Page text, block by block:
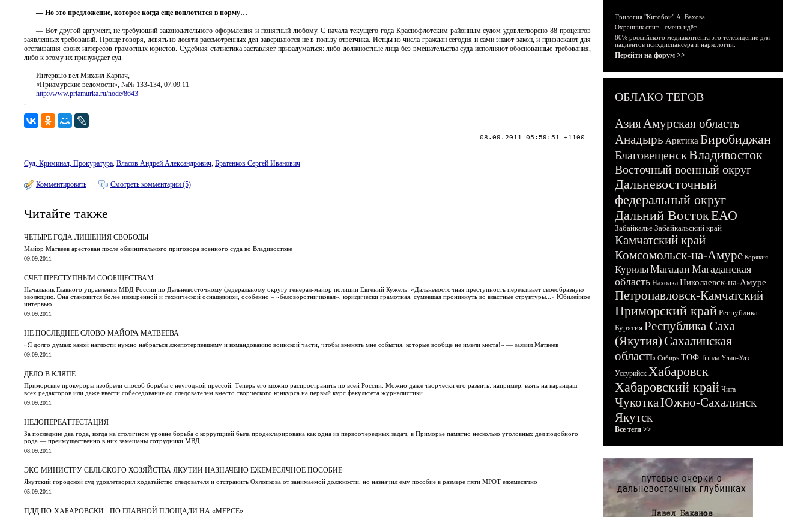
— Но это предложение, которое когда еще воплотится в норму…
— Вот другой аргумент, не требующий законодательного оформления и понятный любому. С начала текущего года Краснофлотским районным судом удовлетворено 88 процентов
заявленных требований. Проще говоря, девять из десяти рассмотренных дел завершаются не в пользу ответчика. Истцы из числа граждан сегодня и сами знают закон, и привлекают для
отстаивания своих интересов грамотных юристов. Судебная статистика заставляет призадуматься: либо должностные лица без вмешательства суда исполняют обоснованные требования,
либо к этому их принуждает суд.
Интервью вел Михаил Карпач,
«Приамурские ведомости», №№ 133-134, 07.09.11
http://www.priamurka.ru/node/8643
.
08.09.2011 05:59:51 +1100
Суд, Криминал, Прокуратура, Власов Андрей Александрович, Братенков Сергей Иванович
Комментировать Смотреть комментарии (5)
Читайте также
ЧЕТЫРЕ ГОДА ЛИШЕНИЯ СВОБОДЫ
Майор Матвеев арестован после обвинительного приговора военного суда во Владивостоке
09.09.2011
СЧЕТ ПРЕСТУПНЫМ СООБЩЕСТВАМ
Начальник Главного управления МВД России по Дальневосточному федеральному округу генерал-майор полиции Евгений Кужель: «Дальневосточная преступность переживает своеобразную
эволюцию. Она становится более изощренной и технической оснащенной, особенно – «беловоротничковая», юридически грамотная, сумевшая проникнуть во властные структуры...» Юбилейное
интервью
09.09.2011
НЕ ПОСЛЕДНЕЕ СЛОВО МАЙОРА МАТВЕЕВА
«Я долго думал: какой наглости нужно набраться лжепотерпевшему и командованию воинской части, чтобы вменять мне события, которые вообще не имели места!» — заявил Матвеев
09.09.2011
ДЕЛО В КЛЯПЕ
Приморские прокуроры изобрели способ борьбы с неугодной прессой. Теперь его можно распространить по всей России. Можно даже творчески его развить: например, взять на карандаш
всех редакторов или даже ввести собеседование со следователем вместо творческого конкурса на первый курс факультета журналистики…
09.09.2011
НЕДОПЕРЕАТТЕСТАЦИЯ
За последние два года, когда на столичном уровне борьба с коррупцией была продекларирована как одна из первоочередных задач, в Приморье памятно несколько уголовных дел подобного
рода — преимущественно в них замешаны сотрудники МВД
08.09.2011
ЭКС-МИНИСТРУ СЕЛЬСКОГО ХОЗЯЙСТВА ЯКУТИИ НАЗНАЧЕНО ЕЖЕМЕСЯЧНОЕ ПОСОБИЕ
Якутский городской суд удовлетворил ходатайство следователя и отстранить Охлопкова от занимаемой должности, но назначил ему пособие в размере пяти МРОТ ежемесячно
05.09.2011
ПДД ПО-ХАБАРОВСКИ - ПО ГЛАВНОЙ ПЛОЩАДИ НА «МЕРСЕ»
Трилогия "Китобои" А. Вахова.
Охранник спит - смена идёт
80% российского медиаконтента это телевидение для
пациентов психдиспансера и наркологии.
Перейти на форум >>
ОБЛАКО ТЕГОВ
АзияАмурская область
Анадырь Арктика Биробиджан
БлаговещенскВладивосток
Восточный военный округ
Дальневосточный
федеральный округ
Дальний ВостокЕАО
Забайкалье Забайкальский край
Камчатский край
Комсомольск-на-Амуре Корякия
КурилыМагадан Магаданская
область Находка Николаевск-на-Амуре
Петропавловск-Камчатский
Приморский край Республика
Бурятия Республика Саха
(Якутия)Сахалинская
область Сибирь ТОФ Тында Улан-Удэ
Уссурийск Хабаровск
Хабаровский край Чита
ЧукоткаЮжно-Сахалинск
Якутск
Все теги >>